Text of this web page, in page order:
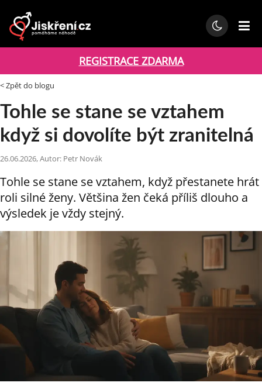
REGISTRACE ZDARMA
< Zpět do blogu
Tohle se stane se vztahem
když si dovolíte být zranitelná
26.06.2026, Autor: Petr Novák
Tohle se stane se vztahem, když přestanete hrát
roli silné ženy. Většina žen čeká příliš dlouho a
výsledek je vždy stejný.